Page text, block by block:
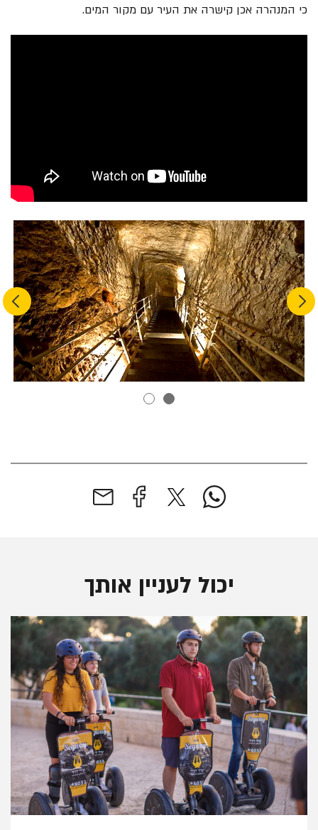
כי המנהרה אכן קישרה את העיר עם מקור המים.
Previous
Next
יכול לעניין אותך